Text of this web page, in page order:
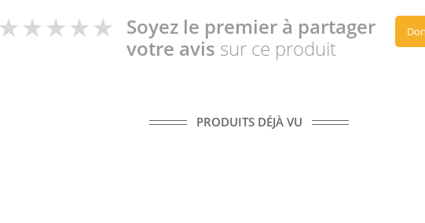
Soyez le premier à partager
votre avis sur ce produit
PRODUITS DÉJÀ VU